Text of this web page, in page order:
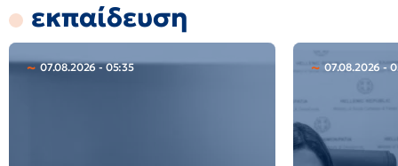
εκπαίδευση
07.08.2026 - 05:35 07.08.2026 -